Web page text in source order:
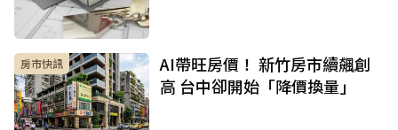
房市快訊
AI帶旺房價！ 新竹房市續飆創
高 台中卻開始「降價換量」